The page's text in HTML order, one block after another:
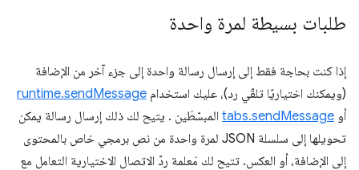
طلبات بسيطة لمرة واحدة
إذا كنت بحاجة فقط إلى إرسال رسالة واحدة إلى جزء آخر من الإضافة
(ويمكنك اختياريًا تلقّي رد)، عليك استخدام runtime.sendMessage
أو tabs.sendMessage المبسّطَين . يتيح لك ذلك إرسال رسالة يمكن
تحويلها إلى سلسلة JSON لمرة واحدة من نص برمجي خاص بالمحتوى
إلى الإضافة، أو العكس. تتيح لك مَعلمة ردّ الاتصال الاختيارية التعامل مع